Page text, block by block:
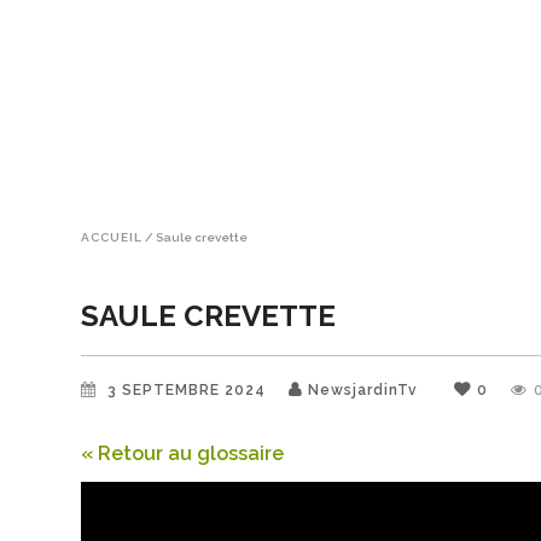
ACCUEIL / Saule crevette
SAULE CREVETTE
3 SEPTEMBRE 2024 NewsjardinTv 0 0
« Retour au glossaire